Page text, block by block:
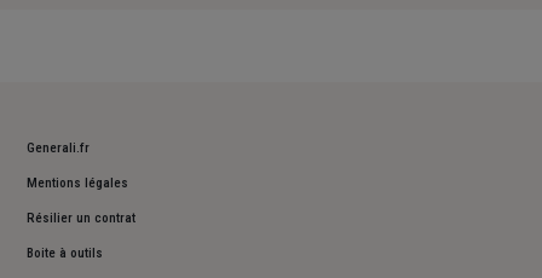
Generali.fr
Mentions légales
Résilier un contrat
Boite à outils